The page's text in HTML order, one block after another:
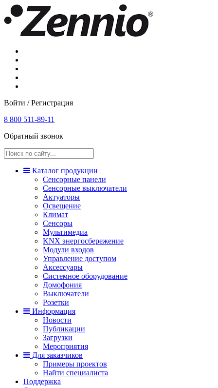
Войти / Регистрация
8 800 511-89-11
Обратный звонок
Каталог продукции
Сенсорные панели
Сенсорные выключатели
Актуаторы
Освещение
Климат
Сенсоры
Мультимедиа
KNX энергосбережение
Модули входов
Управление доступом
Аксессуары
Системное оборудование
Домофония
Выключатели
Розетки
Информация
Новости
Публикации
Загрузки
Мероприятия
Для заказчиков
Примеры проектов
Найти специалиста
Поддержка